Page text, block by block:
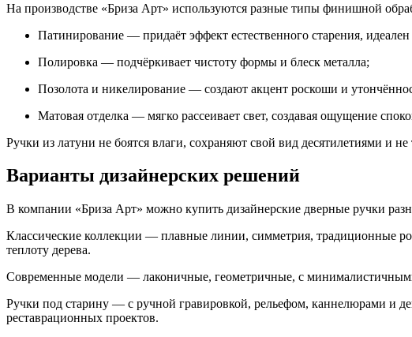
На производстве «Бриза Арт» используются разные типы финишной
Патинирование — придаёт эффект естественного старения,
Полировка — подчёркивает чистоту формы и блеск металла;
Позолота и никелирование — создают акцент роскоши и
Матовая отделка — мягко рассеивает свет, создавая ощущение
Ручки из латуни не боятся влаги, сохраняют свой вид десятилетиями и не
Варианты дизайнерских решений
В компании «Бриза Арт» можно купить дизайнерские дверные ручки
Классические коллекции — плавные линии, симметрия, традиционные
теплоту дерева.
Современные модели — лаконичные, геометричные, с
Ручки под старину — с ручной гравировкой, рельефом, каннелюрами и
реставрационных проектов.